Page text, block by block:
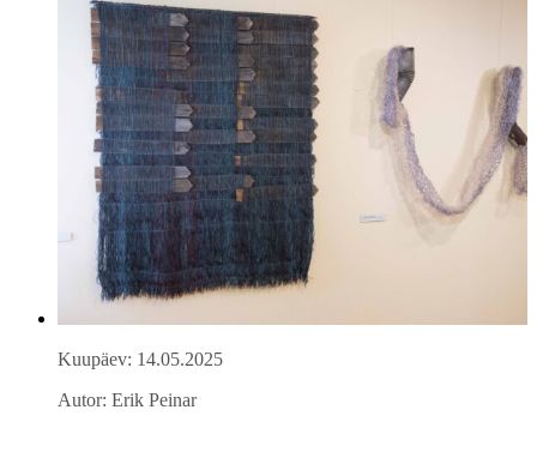
Kuupäev: 14.05.2025
Autor: Erik Peinar